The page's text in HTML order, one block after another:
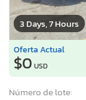
3 Days, 7 Hours
Oferta Actual
$0 USD
Número de lote: